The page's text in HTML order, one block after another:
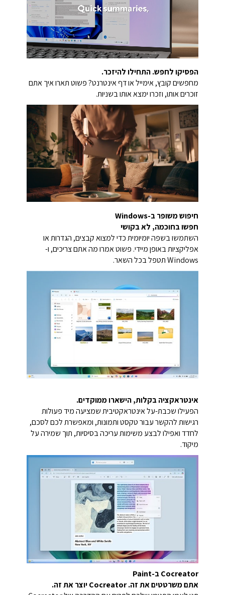
הפסיקו לחפש. התחילו להיזכר.
מחפשים קובץ, אימייל או דף אינטרנט? פשוט תארו איך אתם
זוכרים אותו, וזכרו ימצא אותו בשניות.
חיפוש משופר ב-Windows
חפשו בחוכמה, לא בקושי
השתמשו בשפה יומיומית כדי למצוא קבצים, הגדרות או
אפליקציות באופן מיידי. פשוט אמרו מה אתם צריכים, ו-
Windows תטפל בכל השאר.
אינטראקציה בקלות, הישארו ממוקדים.
הפעילו שכבת-על אינטראקטיבית שמציעה מיד פעולות
רגישות להקשר עבור טקסט ותמונות, ומאפשרת לכם לסכם,
לחדד ואפילו לבצע משימות עריכה בסיסיות, תוך שמירה על
מיקוד.
Cocreator ב-Paint
אתם משרטטים את זה. Cocreator יוצר את זה.